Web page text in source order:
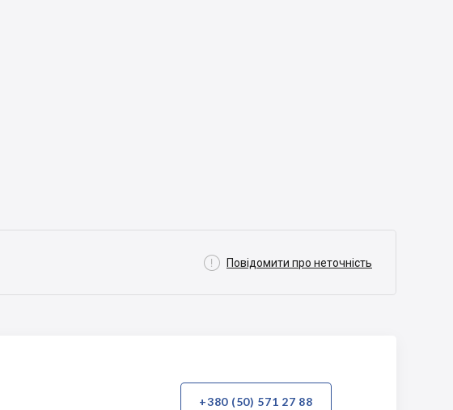
 Повідомити про неточність
+380 (50) 571 27 88